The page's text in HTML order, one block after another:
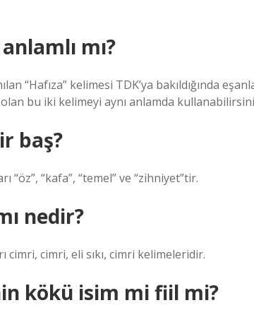
mı?
“Hafıza” kelimesi TDK’ya bakıldığında
olan bu iki kelimeyi aynı anlamda
baş?
“öz”, “kafa”, “temel” ve “zihniyet”tir.
nedir?
cimri, cimri, eli sıkı, cimri kelimeleridir.
kökü isim mi fiil mi?